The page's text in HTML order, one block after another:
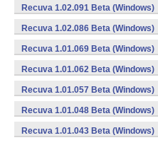
Recuva 1.02.091 Beta (Windows)
Recuva 1.02.086 Beta (Windows)
Recuva 1.01.069 Beta (Windows)
Recuva 1.01.062 Beta (Windows)
Recuva 1.01.057 Beta (Windows)
Recuva 1.01.048 Beta (Windows)
Recuva 1.01.043 Beta (Windows)